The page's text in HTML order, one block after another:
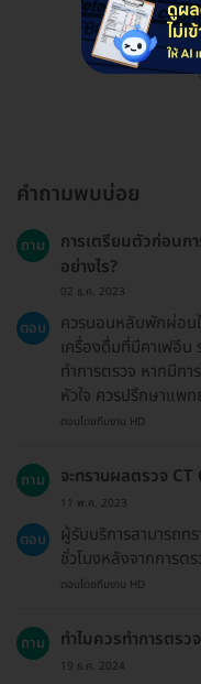
คำถามพบบ่อย
ถาม
การเตรียมตัวก่อนก
อย่างไร?
02 ธ.ค. 2023
ตอบ
ควรนอนหลับพักผ่อน
เครื่องดื่มที่มีคาเฟอีน
ทำการตรวจ หากมีก
หัวใจ ควรปรึกษาแพ
ตอบโดยทีมงาน HD
ถาม จะทราบผลตรวจ
11 พ.ค. 2023
ตอบ
ผู้รับบริการสามารถท
ชั่วโมงหลังจากการตร
ตอบโดยทีมงาน HD
ถาม ทำไมควรทำการตร
19 ธ.ค. 2024